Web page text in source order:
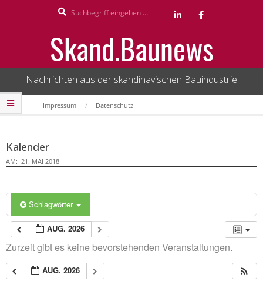
Skand.Baunews
Nachrichten aus der skandinavischen Bauindustrie
Secondary
Navigation
Impressum Datenschutz
Kalender
AM: 21. MAI 2018
Schlagwörter
AUG. 2026
Zurzeit gibt es keine bevorstehenden Veranstaltungen.
AUG. 2026